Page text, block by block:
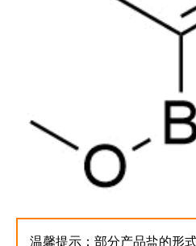
温馨提示：部分产品盐的形